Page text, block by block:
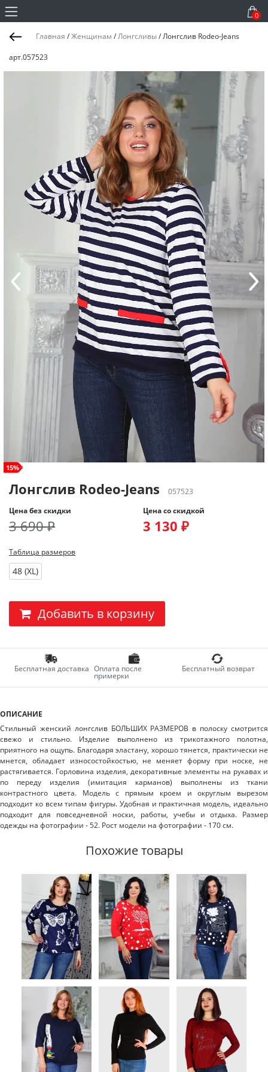
0
Главная /Женщинам /Лонгсливы/Лонгслив Rodeo-Jeans
арт.057523
size+
15%
Лонгслив Rodeo-Jeans
057523
Цена без скидки
3 690 ₽
Цена со скидкой
3 130 ₽
Таблица размеров
48 (XL)
Добавить в корзину
Бесплатная доставка Оплата после
примерки
Бесплатный возврат
ОПИСАНИЕ
Стильный женский лонгслив БОЛЬШИХ РАЗМЕРОВ в полоску смотрится
свежо и стильно. Изделие выполнено из трикотажного полотна,
приятного на ощупь. Благодаря эластану, хорошо тянется, практически не
мнется, обладает износостойкостью, не меняет форму при носке, не
растягивается. Горловина изделия, декоративные элементы на рукавах и
по переду изделия (имитация карманов) выполнены из ткани
контрастного цвета. Модель с прямым кроем и округлым вырезом
подходит ко всем типам фигуры. Удобная и практичная модель, идеально
подходит для повседневной носки, работы, учебы и отдыха. Размер
одежды на фотографии - 52. Рост модели на фотографии - 170 см.
Похожие товары